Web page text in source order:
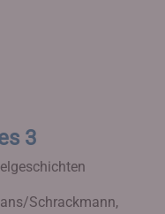
3
Schrackmann,